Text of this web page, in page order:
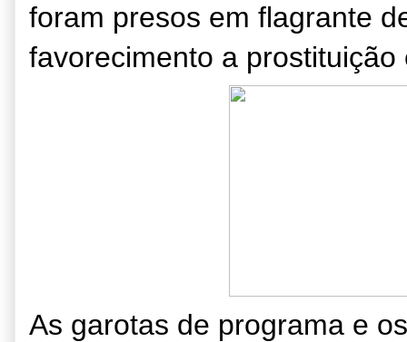
foram presos em flagrante
favorecimento a
As garotas de programa e